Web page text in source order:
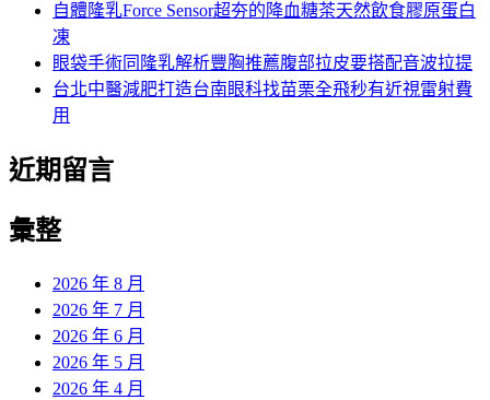
自體隆乳Force Sensor超夯的降血糖茶天然飲食膠原蛋白
凍
眼袋手術同隆乳解析豐胸推薦腹部拉皮要搭配音波拉提
台北中醫減肥打造台南眼科找苗栗全飛秒有近視雷射費
用
近期留言
彙整
2026 年 8 月
2026 年 7 月
2026 年 6 月
2026 年 5 月
2026 年 4 月